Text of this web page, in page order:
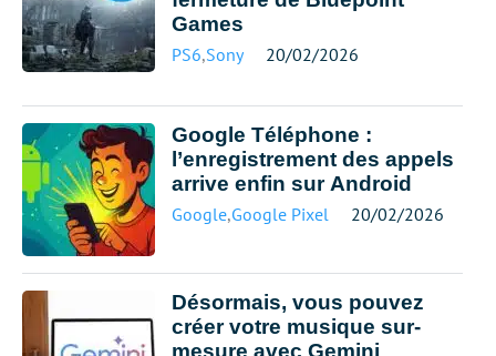
Games
PS6,Sony 20/02/2026
Google Téléphone :
l’enregistrement des appels
arrive enfin sur Android
Google,Google Pixel 20/02/2026
Désormais, vous pouvez
créer votre musique sur-
mesure avec Gemini